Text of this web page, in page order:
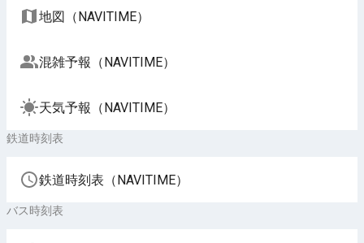
地図（NAVITIME）
混雑予報（NAVITIME）
天気予報（NAVITIME）
鉄道時刻表
鉄道時刻表（NAVITIME）
バス時刻表